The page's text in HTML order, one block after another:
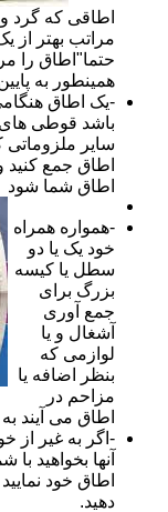
اطاقی که گرد
مراتب بهتر از
حتما"اطاق را
همینطور به
-یک اطاق
باشد قوطی های
سایر ملزوماتی
اطاق جمع کنید
اطاق شما شود
-همواره همراه
خود یک یا دو
سطل یا کیسه
بزرگ برای
جمع آوری
آشغال و یا
لوازمی که
بنظر اضافه یا
مزاحم در
اطاق می آیند
-اگر به غیر از
آنها بخواهید
اطاق خود
دهید.